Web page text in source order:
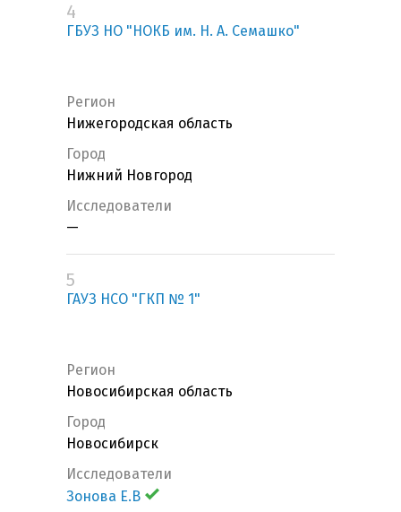
4
ГБУЗ НО "НОКБ им. Н. А. Семашко"
Регион
Нижегородская область
Город
Нижний Новгород
Исследователи
—
5
ГАУЗ НСО "ГКП № 1"
Регион
Новосибирская область
Город
Новосибирск
Исследователи
Зонова Е.В